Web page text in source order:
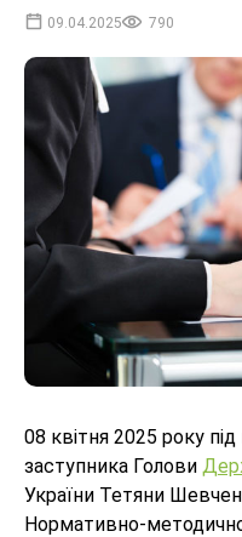
09.04.2025 790
08 квітня 2025 року
заступника Голови
України Тетяни
Нормативно-